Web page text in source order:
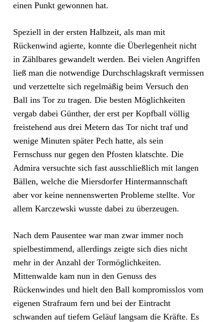
einen Punkt gewonnen hat.
Speziell in der ersten Halbzeit, als man mit
Rückenwind agierte, konnte die Überlegenheit nicht
in Zählbares gewandelt werden. Bei vielen Angriffen
ließ man die notwendige Durchschlagskraft vermissen
und verzettelte sich regelmäßig beim Versuch den
Ball ins Tor zu tragen. Die besten Möglichkeiten
vergab dabei Günther, der erst per Kopfball völlig
freistehend aus drei Metern das Tor nicht traf und
wenige Minuten später Pech hatte, als sein
Fernschuss nur gegen den Pfosten klatschte. Die
Admira versuchte sich fast ausschließlich mit langen
Bällen, welche die Miersdorfer Hintermannschaft
aber vor keine nennenswerten Probleme stellte. Vor
allem Karczewski wusste dabei zu überzeugen.
Nach dem Pausentee war man zwar immer noch
spielbestimmend, allerdings zeigte sich dies nicht
mehr in der Anzahl der Tormöglichkeiten.
Mittenwalde kam nun in den Genuss des
Rückenwindes und hielt den Ball kompromisslos vom
eigenen Strafraum fern und bei der Eintracht
schwanden auf tiefem Geläuf langsam die Kräfte. Es